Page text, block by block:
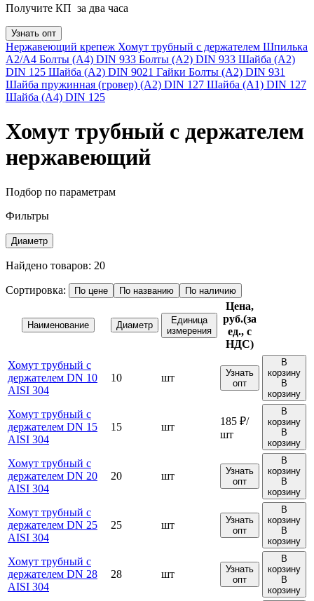
Получите КП за два часа
Узнать опт
Нержавеющий крепеж Хомут трубный с держателем Шпилька
А2/А4 Болты (А4) DIN 933 Болты (А2) DIN 933 Шайба (А2)
DIN 125 Шайба (А2) DIN 9021 Гайки Болты (А2) DIN 931
Шайба пружинная (гровер) (А2) DIN 127 Шайба (А1) DIN 127
Шайба (А4) DIN 125
Хомут трубный с держателем
нержавеющий
Подбор по параметрам
Фильтры
Диаметр
Найдено товаров: 20
Сортировка: По цене По названию По наличию
Наименование Диаметр
Единица
измерения
Цена,
руб.(за
ед., с
НДС)
Хомут трубный с
держателем DN 10
AISI 304
10 шт
Узнать
опт
В
корзину
В
корзину
Хомут трубный с
держателем DN 15
AISI 304
15 шт
185 ₽/
шт
В
корзину
В
корзину
Хомут трубный с
держателем DN 20
AISI 304
20 шт
Узнать
опт
В
корзину
В
корзину
Хомут трубный с
держателем DN 25
AISI 304
25 шт
Узнать
опт
В
корзину
В
корзину
Хомут трубный с
держателем DN 28
AISI 304
28 шт
Узнать
опт
В
корзину
В
корзину